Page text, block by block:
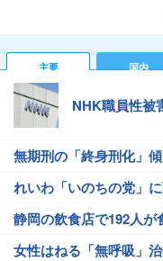
主要 国内
NHK職員性被
無期刑の「終身刑化」
れいわ「いのちの党」
静岡の飲食店で192人が
女性はねる「無呼吸」